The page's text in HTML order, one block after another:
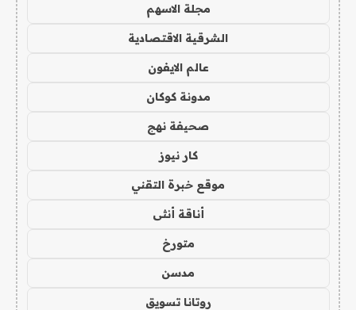
مجلة الاسهم
الشرقية الاقتصادية
عالم الايفون
مدونة كوكان
صحيفة نهج
كار نيوز
موقع خبرة التقني
أناقة أنثى
متورخ
مدسن
روتانا تسويق